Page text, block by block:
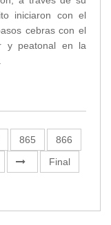
iniciaron con el
cebras con el
y peatonal en la
865
866
Final